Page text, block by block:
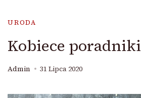
URODA
Kobiece poradniki
Admin 31 Lipca 2020